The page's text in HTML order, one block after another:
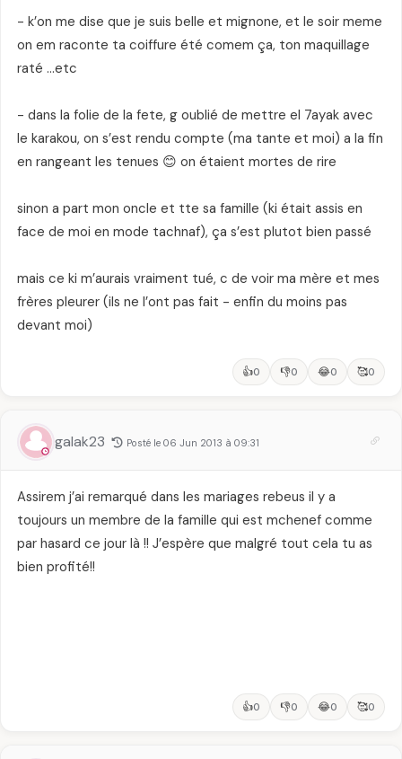
- k’on me dise que je suis belle et mignone, et le soir meme
on em raconte ta coiffure été comem ça, ton maquillage
raté …etc
- dans la folie de la fete, g oublié de mettre el 7ayak avec
le karakou, on s’est rendu compte (ma tante et moi) a la fin
en rangeant les tenues 😊 on étaient mortes de rire
sinon a part mon oncle et tte sa famille (ki était assis en
face de moi en mode tachnaf), ça s’est plutot bien passé
mais ce ki m’aurais vraiment tué, c de voir ma mère et mes
frères pleurer (ils ne l’ont pas fait - enfin du moins pas
devant moi)
👍0 👎0 😂0 🥰0
galak23 Posté le 06 Jun 2013 à 09:31
Assirem j’ai remarqué dans les mariages rebeus il y a
toujours un membre de la famille qui est mchenef comme
par hasard ce jour là !! J’espère que malgré tout cela tu as
bien profité!!
👍0 👎0 😂0 🥰0